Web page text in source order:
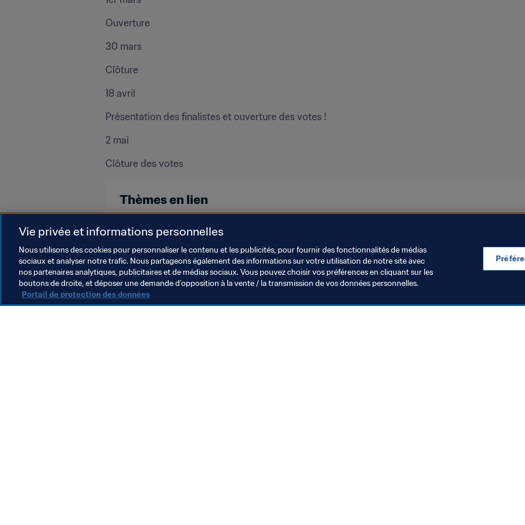
Ouverture
30 mars
Clôture
18 avril
Présentation des finalistes et ouverture des votes !
2 mai
Clôture des votes
Thèmes en lien
Russia UEFA
Vie privée et informations personnelles
Nous utilisons des cookies pour personnaliser le contenu et les publicités, pour fournir des fonctionnalités de médias
sociaux et analyser notre trafic. Nous partageons également des informations sur votre utilisation de notre site avec
nos partenaires analytiques, publicitaires et de médias sociaux. Vous pouvez choisir vos préférences en cliquant sur les
boutons de droite, et déposer une demande d’opposition à la vente / la transmission de vos données personnelles.
Portail de protection des données